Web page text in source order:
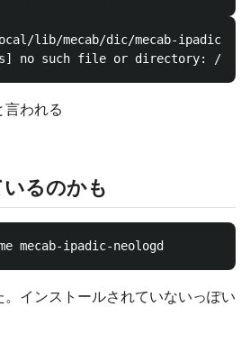
lib/mecab/dic/mecab-ipadic-
言われる
るのかも
インストールされていないっぽい